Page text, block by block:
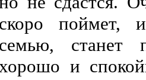
скоро поймет,
семью, станет
и